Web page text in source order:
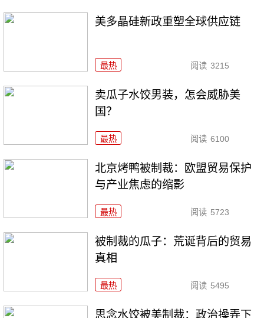
美多晶硅新政重塑全球供应链
最热 阅读 3215
卖瓜子水饺男装，怎会威胁美
国？
最热 阅读 6100
北京烤鸭被制裁：欧盟贸易保护
与产业焦虑的缩影
最热 阅读 5723
被制裁的瓜子：荒诞背后的贸易
真相
最热 阅读 5495
思念水饺被美制裁：政治操弄下